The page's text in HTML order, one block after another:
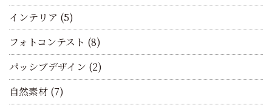
インテリア (5)
フォトコンテスト (8)
パッシブデザイン (2)
自然素材 (7)